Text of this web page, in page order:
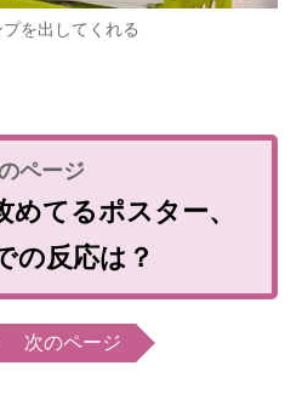
を出してくれる
めてるポスター、
の反応は？
次のページ